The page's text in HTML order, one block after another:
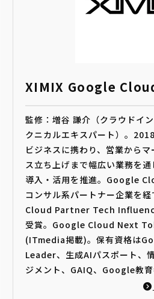
XIMIX Google
監修：増谷 謙介（クラウドイ
クニカルエキスパート）。
ビジネスに携わり、営業から
ス立ち上げまで幅広い業務を
導入・活用を推進。Google
コンサル系パートナー企業を
Cloud Partner Tech
受賞。Google Cloud Next
(ITmedia掲載)。保有資格は
Leader、生成AIパスポート、
ジメント、GAIQ、Google教育